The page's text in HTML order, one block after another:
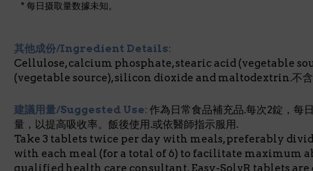
* 每日摄取量数據未知。
其他成份/Ingredient Details:
Cellulose, calcium phosphate, stearic acid (vegetable
(vegetable source), silicon dioxide and maltodextrin.不含:
建議用量/Suggested Use: 作為日常食品補充品.每次2錠，每
量，以提高吸收率。飯後使用.或依醫師指示服用.
Take 3 tablets twice per day with meals, preferably
with each meal (for a total of 6) to facilitate maximum
qualified health care consultant. Easy-SolvR tablets